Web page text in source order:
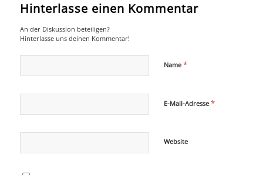
Hinterlasse einen Kommentar
An der Diskussion beteiligen?
Hinterlasse uns deinen Kommentar!
Name *
E-Mail-Adresse *
Website